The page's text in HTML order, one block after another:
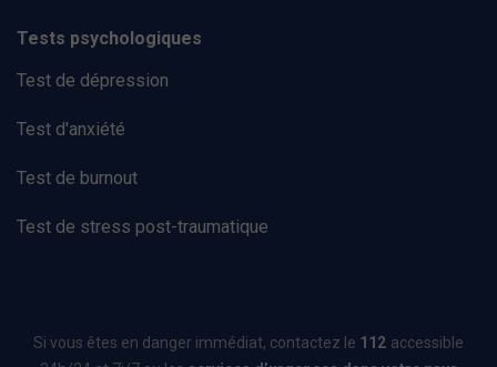
Tests psychologiques
Test de dépression
Test d'anxiété
Test de burnout
Test de stress post-traumatique
Si vous êtes en danger immédiat, contactez le 112 accessible